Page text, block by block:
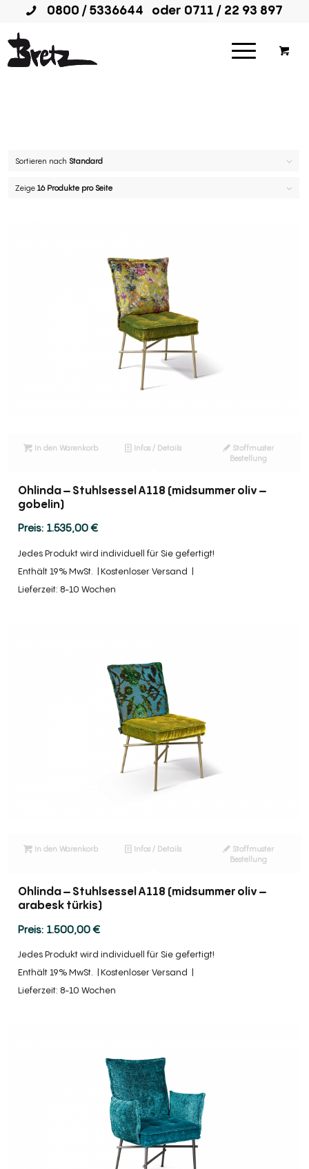
0800 / 5336644 oder 0711 / 22 93 897
Sortieren nachStandard
Zeige16 Produkte pro Seite
In den Warenkorb Infos / Details
Stoffmuster
Bestellung
Ohlinda – Stuhlsessel A118 (midsummer oliv –
gobelin)
1.535,00€
Jedes Produkt wird individuell für Sie gefertigt!
Enthält 19% MwSt.
Kostenloser Versand
Lieferzeit: 8-10 Wochen
In den Warenkorb Infos / Details
Stoffmuster
Bestellung
Ohlinda – Stuhlsessel A118 (midsummer oliv –
arabesk türkis)
1.500,00€
Jedes Produkt wird individuell für Sie gefertigt!
Enthält 19% MwSt.
Kostenloser Versand
Lieferzeit: 8-10 Wochen